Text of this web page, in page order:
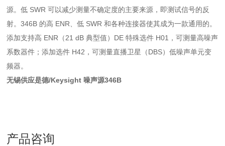
源。低 SWR 可以减少测量不确定度的主要来源，即测试信号的反
射。346B 的高 ENR、低 SWR 和各种连接器使其成为一款通用的。
添加支持高 ENR（21 dB 典型值）DE 特殊选件 H01，可测量高噪声
系数器件；添加选件 H42，可测量直播卫星（DBS）低噪声单元变
频器。
无锡供应是德/Keysight 噪声源346B
产品咨询